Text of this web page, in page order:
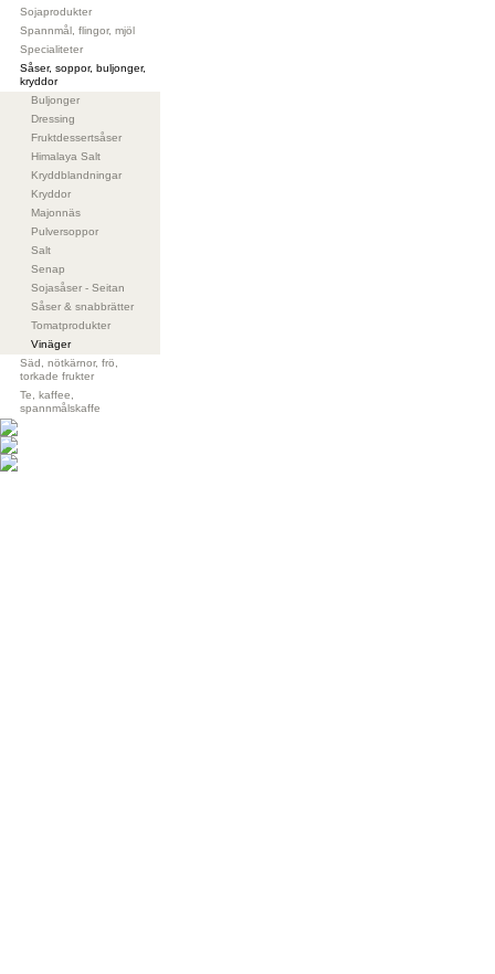
Sojaprodukter
Spannmål, flingor, mjöl
Specialiteter
Såser, soppor, buljonger,
kryddor
Buljonger
Dressing
Fruktdessertsåser
Himalaya Salt
Kryddblandningar
Kryddor
Majonnäs
Pulversoppor
Salt
Senap
Sojasåser - Seitan
Såser & snabbrätter
Tomatprodukter
Vinäger
Säd, nötkärnor, frö,
torkade frukter
Te, kaffee,
spannmålskaffe